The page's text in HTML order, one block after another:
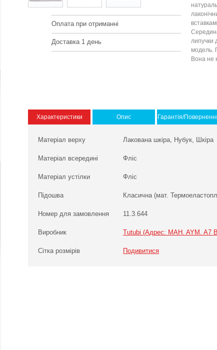
Оплата при отриманні
Доставка 1 день
липучки
модель.
Вона не
Характеристики Опис Гарантія/
Матеріал верху Лакована шкіра, Нубук, Шкіра
Матеріал всередині Фліс
Матеріал устілки Фліс
Підошва Класична (мат.
Номер для замовлення 11.3.644
Виробник Tutubi (Адрес: MAH. AYM. A7
Сітка розмірів Подивитися